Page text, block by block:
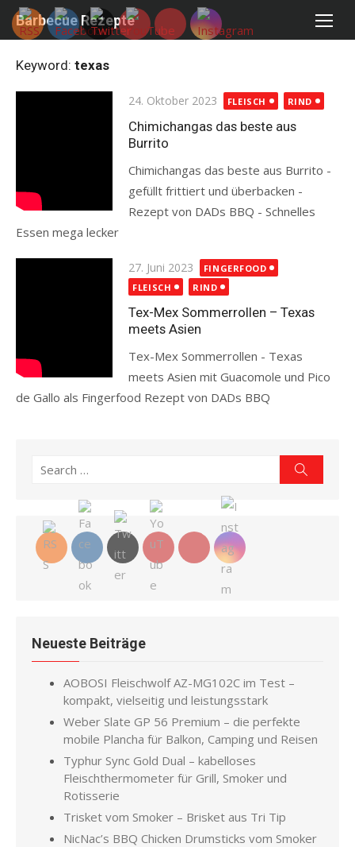
Skip
Barbecue Rezepte
Keyword: texas
Posted
on
24. Oktober 2023 FLEISCH RIND
Chimichangas das beste aus
Burrito
Chimichangas das beste aus Burrito -
gefüllt frittiert und überbacken -
Rezept von DADs BBQ - Schnelles
Essen mega lecker
Posted
on
27. Juni 2023
FINGERFOOD
FLEISCH
RIND
Tex-Mex Sommerrollen – Texas
meets Asien
Tex-Mex Sommerrollen - Texas
meets Asien mit Guacomole und Pico
de Gallo als Fingerfood Rezept von DADs BBQ
Search
Neueste Beiträge
AOBOSI Fleischwolf AZ-MG102C im Test –
kompakt, vielseitig und leistungsstark
Weber Slate GP 56 Premium – die perfekte
mobile Plancha für Balkon, Camping und Reisen
Typhur Sync Gold Dual – kabelloses
Fleischthermometer für Grill, Smoker und
Rotisserie
Trisket vom Smoker – Brisket aus Tri Tip
NicNac’s BBQ Chicken Drumsticks vom Smoker